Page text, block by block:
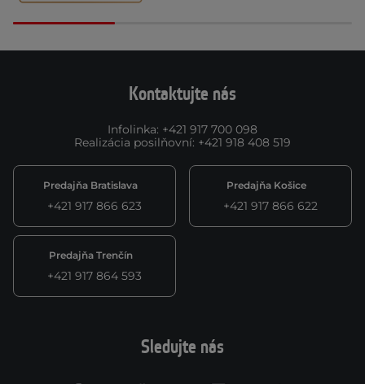
Kontaktujte nás
Infolinka: +421 917 700 098
Realizácia posilňovní: +421 918 408 519
Predajňa Bratislava
+421 917 866 623
Predajňa Košice
+421 917 866 622
Predajňa Trenčín
+421 917 864 593
Sledujte nás